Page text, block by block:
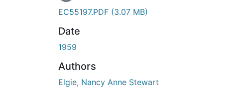
EC55197.PDF (3.07 MB)
Date
1959
Authors
Elgie, Nancy Anne Stewart